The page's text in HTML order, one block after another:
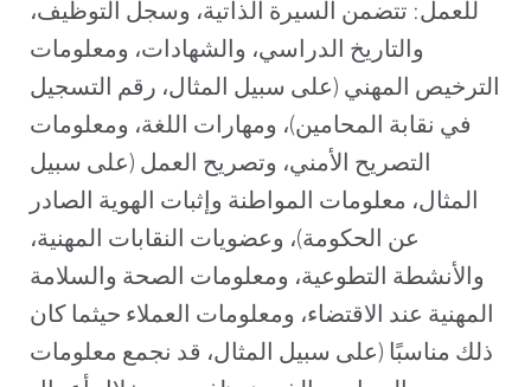
للعمل: تتضمن السيرة الذاتية، وسجل التوظيف،
والتاريخ الدراسي، والشهادات، ومعلومات
الترخيص المهني (على سبيل المثال، رقم التسجيل
في نقابة المحامين)، ومهارات اللغة، ومعلومات
التصريح الأمني، وتصريح العمل (على سبيل
المثال، معلومات المواطنة وإثبات الهوية الصادر
عن الحكومة)، وعضويات النقابات المهنية،
والأنشطة التطوعية، ومعلومات الصحة والسلامة
المهنية عند الاقتضاء، ومعلومات العملاء حيثما كان
ذلك مناسبًا (على سبيل المثال، قد نجمع معلومات